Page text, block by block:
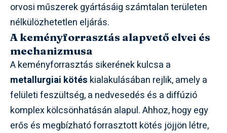
orvosi műszerek gyártásáig számtalan területen
nélkülözhetetlen eljárás.
A keményforrasztás alapvető elvei és
mechanizmusa
A keményforrasztás sikerének kulcsa a
metallurgiai kötés kialakulásában rejlik, amely a
felületi feszültség, a nedvesedés és a diffúzió
komplex kölcsönhatásán alapul. Ahhoz, hogy egy
erős és megbízható forrasztott kötés jöjjön létre,